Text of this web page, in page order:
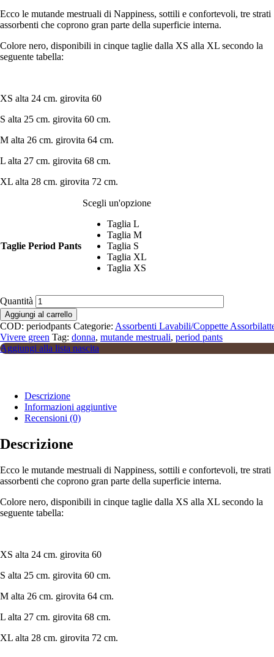
Ecco le mutande mestruali di Nappiness, sottili e confortevoli, tre strati
assorbenti che coprono gran parte della superficie interna.
Colore nero, disponibili in cinque taglie dalla XS alla XL secondo la
seguente tabella:
XS alta 24 cm. girovita 60
S alta 25 cm. girovita 60 cm.
M alta 26 cm. girovita 64 cm.
L alta 27 cm. girovita 68 cm.
XL alta 28 cm. girovita 72 cm.
Taglie Period Pants
Scegli un'opzione
Taglia L
Taglia M
Taglia S
Taglia XL
Taglia XS
Quantità
Aggiungi al carrello
COD: periodpants Categorie: Assorbenti Lavabili/Coppette
Vivere green Tag: donna, mutande mestruali, period pants
Aggiungi alla lista nascita
Descrizione
Informazioni aggiuntive
Recensioni (0)
Descrizione
Ecco le mutande mestruali di Nappiness, sottili e confortevoli, tre strati
assorbenti che coprono gran parte della superficie interna.
Colore nero, disponibili in cinque taglie dalla XS alla XL secondo la
seguente tabella:
XS alta 24 cm. girovita 60
S alta 25 cm. girovita 60 cm.
M alta 26 cm. girovita 64 cm.
L alta 27 cm. girovita 68 cm.
XL alta 28 cm. girovita 72 cm.